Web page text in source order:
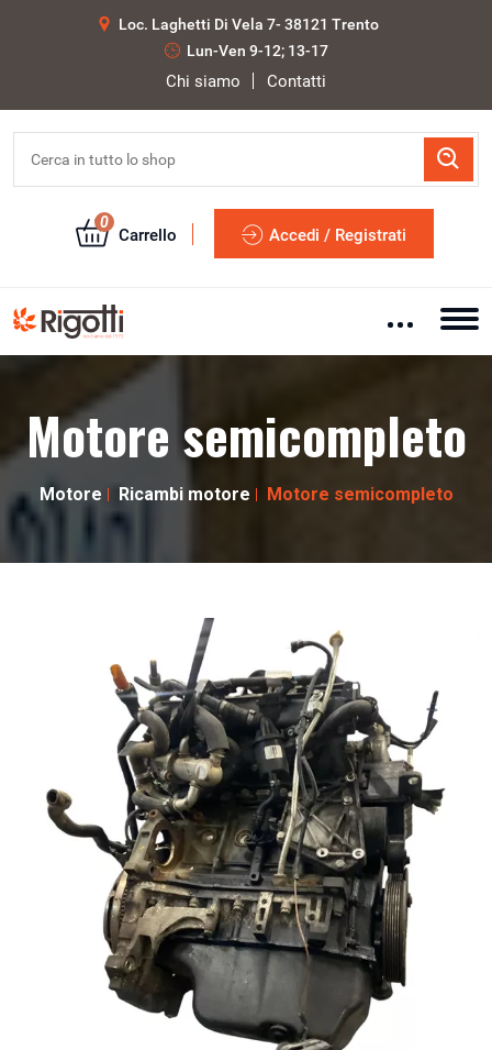
Loc. Laghetti Di Vela 7- 38121 Trento
Lun-Ven 9-12; 13-17
Chi siamo Contatti
0
Carrello Accedi / Registrati
Motore semicompleto
Motore Ricambi motore Motore semicompleto